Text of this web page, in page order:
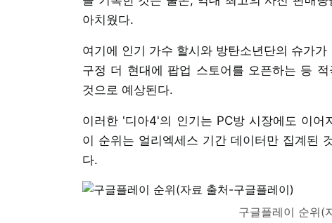
아치웠다.
여기에 인기 가수 할시와 방탄소년단의 슈가
구정 더 현대에 팝업 스토어를 오픈하는 등
것으로 예상된다.
이러한 '디아4'의 인기는 PC방 시장에도 이
이 순위는 얼리엑세스 기간 데이터만 집계된
다.
구글플레이 순위(